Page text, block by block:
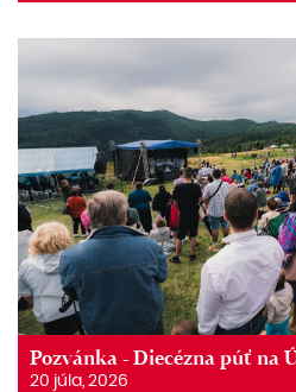
Pozvánka - Diecézna púť na
20 júla, 2026